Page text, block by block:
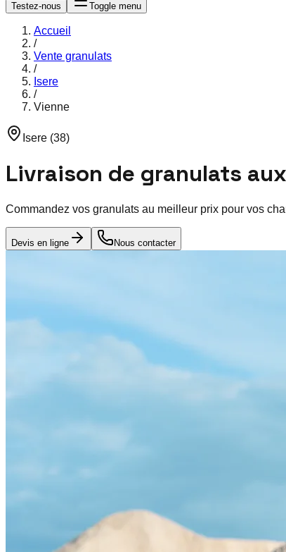
Testez-nous Toggle menu
Accueil
/
Vente granulats
/
Isere
/
Vienne
Isere (38)
Livraison de granulats
Commandez vos granulats au meilleur prix pour vos
Devis en ligne Nous contacter